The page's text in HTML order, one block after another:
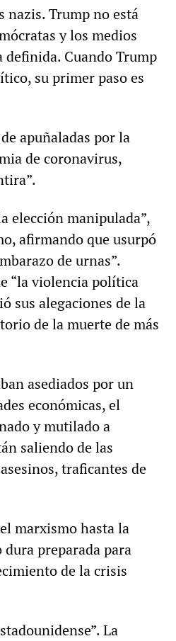
nazis. Trump no está
y los medios
Cuando Trump
su primer paso es
apuñaladas por la
de coronavirus,
elección manipulada”,
afirmando que usurpó
de urnas”.
“la violencia política
sus alegaciones de la
de la muerte de más
asediados por un
económicas, el
y mutilado a
saliendo de las
traficantes de
marxismo hasta la
preparada para
de la crisis
La